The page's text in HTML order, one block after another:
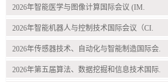
2026年智能医学与图像计算国际会议 (IM.
2026年智能机器人与控制技术国际会议（CI.
2026年传感器技术、自动化与智能制造国际会.
2026年第五届算法、数据挖掘和信息技术国际.